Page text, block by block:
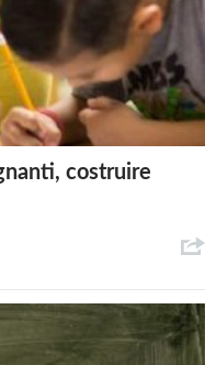
costruire